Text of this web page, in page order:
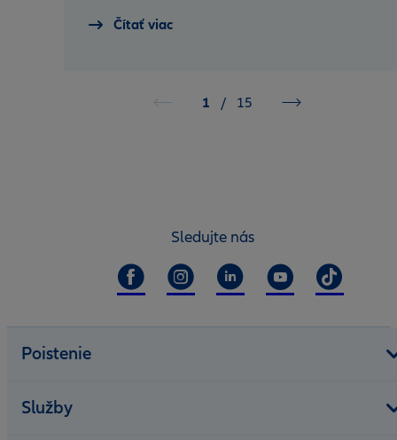
Čítať viac
1 / 15
Sledujte nás
Poistenie
Služby